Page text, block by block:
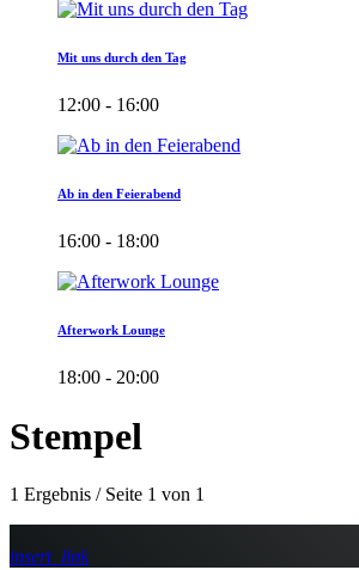
Mit uns durch den Tag
12:00 - 16:00
Ab in den Feierabend
16:00 - 18:00
Afterwork Lounge
18:00 - 20:00
Stempel
1 Ergebnis / Seite 1 von 1
insert_link